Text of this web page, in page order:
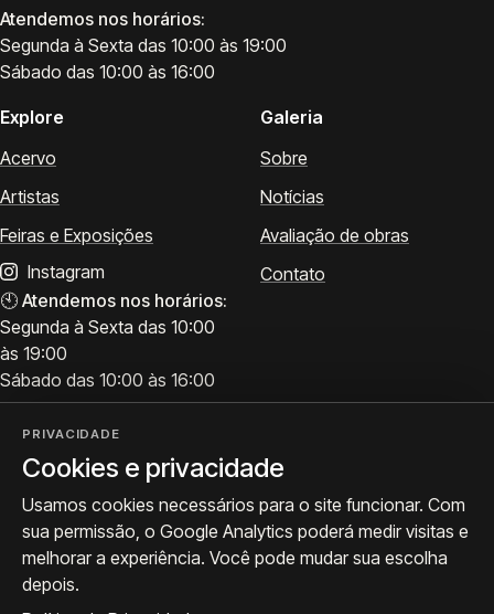
Atendemos nos horários:
Segunda à Sexta das 10:00 às 19:00
Sábado das 10:00 às 16:00
Explore
Acervo
Artistas
Feiras e Exposições
Instagram
🕙 Atendemos nos horários:
Segunda à Sexta das 10:00
às 19:00
Sábado das 10:00 às 16:00
Galeria
Sobre
Notícias
Avaliação de obras
Contato
Visite
Atendimento para acervo,
avaliações e visitas.
Como chegar
Siga a ProArte
Exposições, obras e
bastidores.
PRIVACIDADE
Cookies e privacidade
Usamos cookies necessários para o site funcionar. Com
sua permissão, o Google Analytics poderá medir visitas e
melhorar a experiência. Você pode mudar sua escolha
depois.